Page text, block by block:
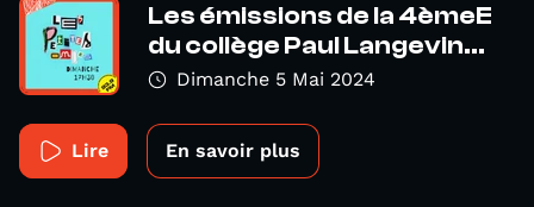
Les émissions de la 4èmeE
du collège Paul Langevin...
Dimanche 5 Mai 2024
Lire En savoir plus